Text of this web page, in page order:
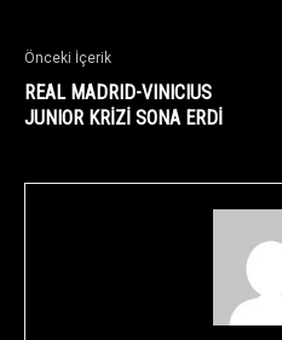
Önceki İçerik
REAL MADRID-VINICIUS
JUNIOR KRİZİ SONA ERDİ